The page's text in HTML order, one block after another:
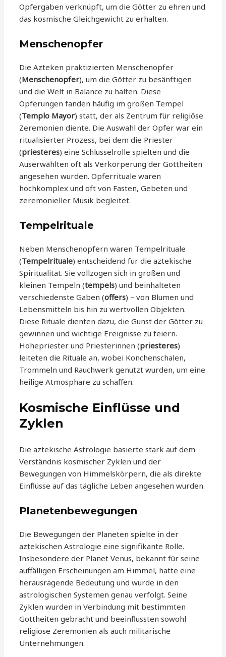
Opfergaben verknüpft, um die Götter zu ehren und
das kosmische Gleichgewicht zu erhalten.
Menschenopfer
Die Azteken praktizierten Menschenopfer
(Menschenopfer), um die Götter zu besänftigen
und die Welt in Balance zu halten. Diese
Opferungen fanden häufig im großen Tempel
(Templo Mayor) statt, der als Zentrum für religiöse
Zeremonien diente. Die Auswahl der Opfer war ein
ritualisierter Prozess, bei dem die Priester
(priesteres) eine Schlüsselrolle spielten und die
Auserwählten oft als Verkörperung der Gottheiten
angesehen wurden. Opferrituale waren
hochkomplex und oft von Fasten, Gebeten und
zeremonieller Musik begleitet.
Tempelrituale
Neben Menschenopfern waren Tempelrituale
(Tempelrituale) entscheidend für die aztekische
Spiritualität. Sie vollzogen sich in großen und
kleinen Tempeln (tempels) und beinhalteten
verschiedenste Gaben (offers) – von Blumen und
Lebensmitteln bis hin zu wertvollen Objekten.
Diese Rituale dienten dazu, die Gunst der Götter zu
gewinnen und wichtige Ereignisse zu feiern.
Hohepriester und Priesterinnen (priesteres)
leiteten die Rituale an, wobei Konchenschalen,
Trommeln und Rauchwerk genutzt wurden, um eine
heilige Atmosphäre zu schaffen.
Kosmische Einflüsse und
Zyklen
Die aztekische Astrologie basierte stark auf dem
Verständnis kosmischer Zyklen und der
Bewegungen von Himmelskörpern, die als direkte
Einflüsse auf das tägliche Leben angesehen wurden.
Planetenbewegungen
Die Bewegungen der Planeten spielte in der
aztekischen Astrologie eine signifikante Rolle.
Insbesondere der Planet Venus, bekannt für seine
auffälligen Erscheinungen am Himmel, hatte eine
herausragende Bedeutung und wurde in den
astrologischen Systemen genau verfolgt. Seine
Zyklen wurden in Verbindung mit bestimmten
Gottheiten gebracht und beeinflussten sowohl
religiöse Zeremonien als auch militärische
Unternehmungen.